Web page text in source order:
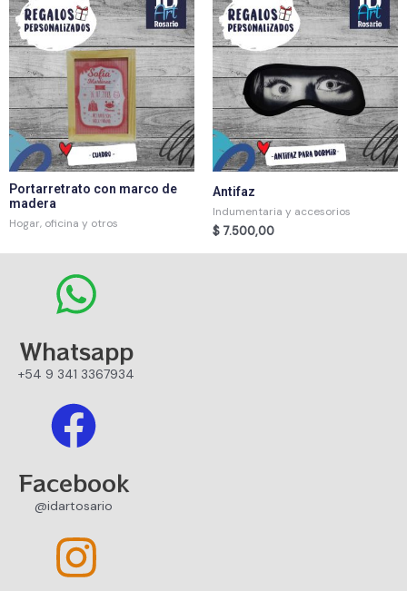
Portarretrato con marco de
madera
Hogar, oficina y otros
Antifaz
Indumentaria y accesorios
$ 7.500,00
Whatsapp
+54 9 341 3367934
Facebook
@idartosario